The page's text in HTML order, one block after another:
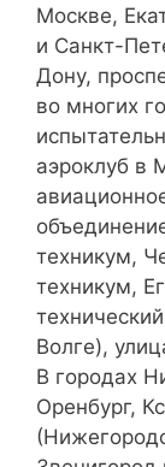
Москве,
и Санкт-
Дону,
во многих
аэроклуб в
техникум,
техникум,
Волге),
В городах
Оренбург,